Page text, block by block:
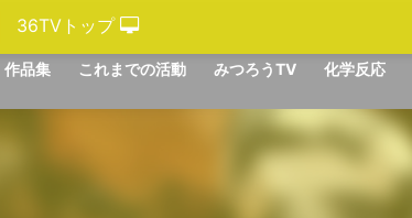
作品集 これまでの活動 みつろうTV 化学反応
36TVトップ